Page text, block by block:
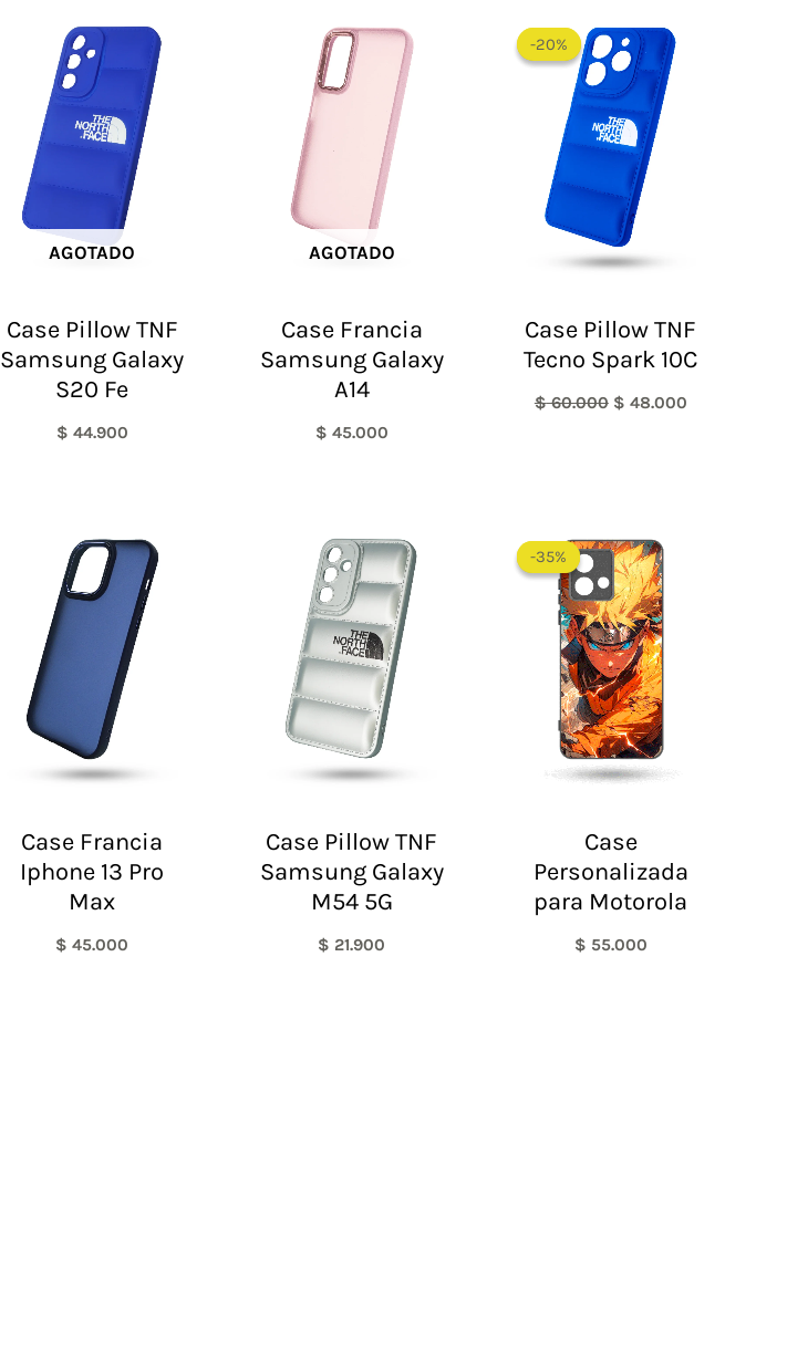
AGOTADO
Case Pillow TNF
Samsung Galaxy
S20 Fe
$ 44.900
AGOTADO
Case Francia
Samsung Galaxy
A14
$ 45.000
-20%
-20%
Case Pillow TNF
Tecno Spark 10C
$60.000
precio
original
era:
$ 60.000.
$ 48.000
Case Francia
Iphone 13 Pro
Max
$ 45.000
Case Pillow TNF
Samsung Galaxy
M54 5G
$ 21.900
-35%
-35%
Case
Personalizada
para Motorola
$ 55.000